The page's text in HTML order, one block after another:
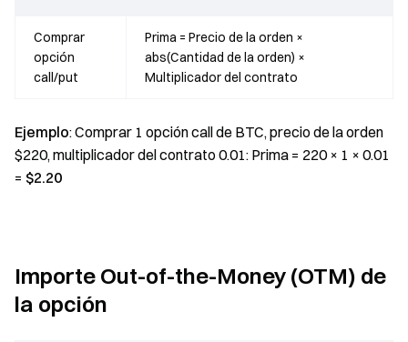
Comprar
opción
call/put
Prima = Precio de la orden ×
abs(Cantidad de la orden) ×
Multiplicador del contrato
Ejemplo: Comprar 1 opción call de BTC, precio de la orden
$220, multiplicador del contrato 0.01: Prima = 220 × 1 × 0.01
= $2.20
Importe Out-of-the-Money (OTM) de
la opción